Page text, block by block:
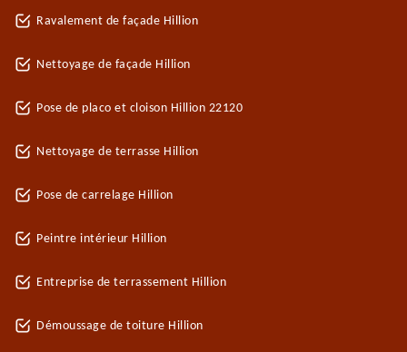
Ravalement de façade Hillion
Nettoyage de façade Hillion
Pose de placo et cloison Hillion 22120
Nettoyage de terrasse Hillion
Pose de carrelage Hillion
Peintre intérieur Hillion
Entreprise de terrassement Hillion
Démoussage de toiture Hillion